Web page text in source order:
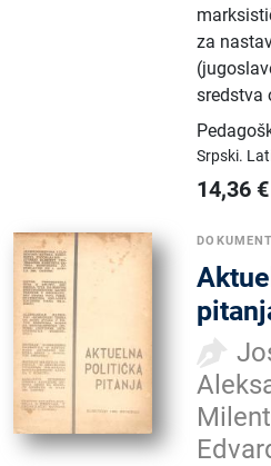
za
sredstva
Srpski.
14,36 €